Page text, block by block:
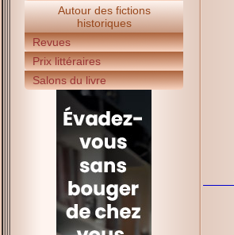
Autour des fictions
historiques
Revues
Prix littéraires
Salons du livre